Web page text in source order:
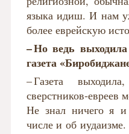
языка идиш. И нам
более еврейскую
–Но ведь
газета
– Газета
сверстников‑евреев
Не знал ничего я
числе и об иудаизме.